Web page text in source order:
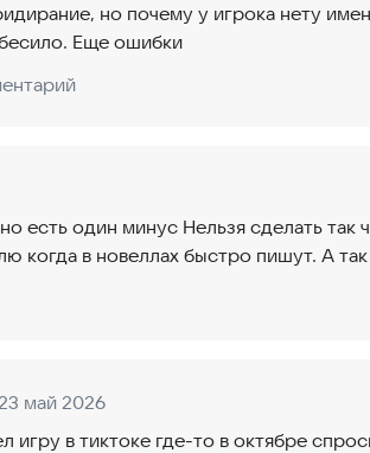
но почему у игрока нету
Еще ошибки
есть один минус Нельзя сделать так
когда в новеллах быстро пишут. А так
май 2026
игру в тиктоке где-то в октябре